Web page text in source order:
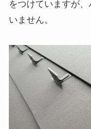
をつけていますが
いません。